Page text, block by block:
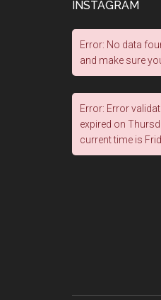
INSTAGRAM
Error: No data
and make sure
Error: Error
expired on
current time is